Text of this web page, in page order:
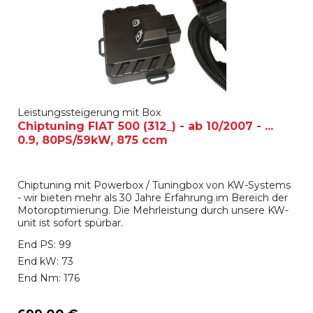
Leistungssteigerung mit Box
Chiptuning FIAT 500 (312_) - ab 10/2007 - ...
0.9, 80PS/59kW, 875 ccm
Chiptuning mit Powerbox / Tuningbox von KW-Systems
- wir bieten mehr als 30 Jahre Erfahrung im Bereich der
Motoroptimierung. Die Mehrleistung durch unsere KW-
unit ist sofort spürbar.
End PS: 99
End kW: 73
End Nm: 176